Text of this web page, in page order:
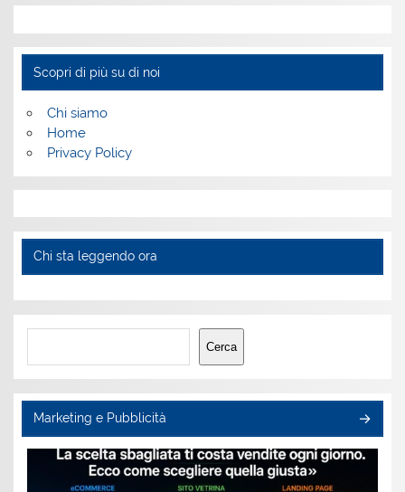
Scopri di più su di noi
Chi siamo
Home
Privacy Policy
Chi sta leggendo ora
Cerca
Cerca
Marketing e Pubblicità